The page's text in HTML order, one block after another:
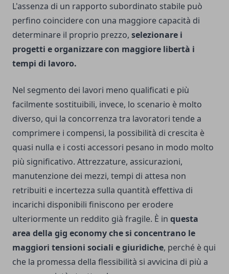
L'assenza di un rapporto subordinato stabile può
perfino coincidere con una maggiore capacità di
determinare il proprio prezzo, selezionare i
progetti e organizzare con maggiore libertà i
tempi di lavoro.
Nel segmento dei lavori meno qualificati e più
facilmente sostituibili, invece, lo scenario è molto
diverso, qui la concorrenza tra lavoratori tende a
comprimere i compensi, la possibilità di crescita è
quasi nulla e i costi accessori pesano in modo molto
più significativo. Attrezzature, assicurazioni,
manutenzione dei mezzi, tempi di attesa non
retribuiti e incertezza sulla quantità effettiva di
incarichi disponibili finiscono per erodere
ulteriormente un reddito già fragile. È in questa
area della gig economy che si concentrano le
maggiori tensioni sociali e giuridiche, perché è qui
che la promessa della flessibilità si avvicina di più a